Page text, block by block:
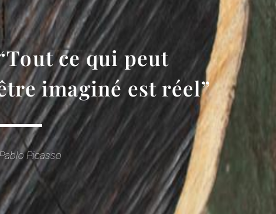
ce qui peut
imaginé est réel”
Picasso